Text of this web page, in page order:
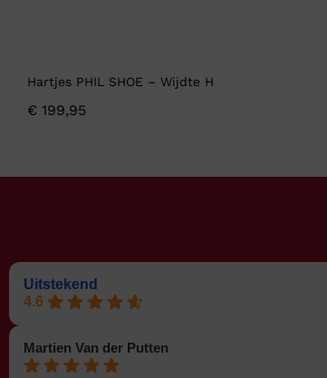
Hartjes PHIL SHOE – Wijdte H
€ 199,95
Uitstekend
4.6
Martien Van der Putten